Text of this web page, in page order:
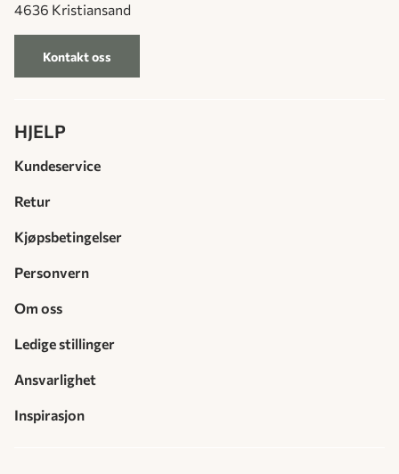
4636 Kristiansand
Kontakt oss
HJELP
Kundeservice
Retur
Kjøpsbetingelser
Personvern
Om oss
Ledige stillinger
Ansvarlighet
Inspirasjon